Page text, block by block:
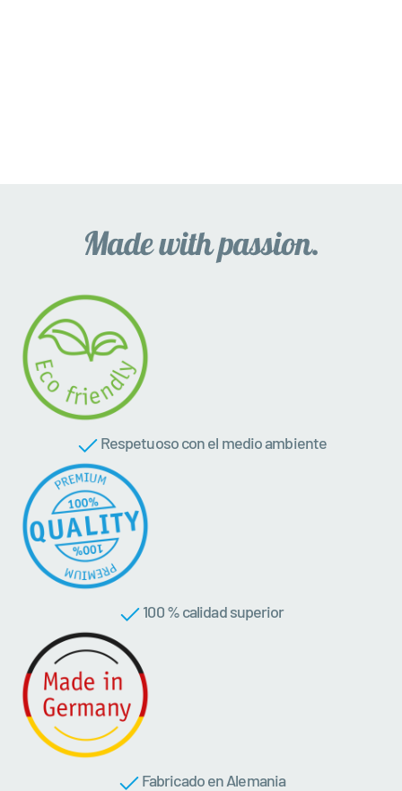
Respetuoso con el medio ambiente
100 % calidad superior
Fabricado en Alemania